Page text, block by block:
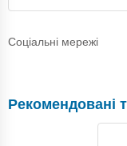
Соціальні мережі
Рекомендовані